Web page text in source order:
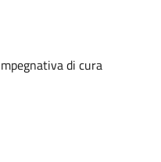
di cura